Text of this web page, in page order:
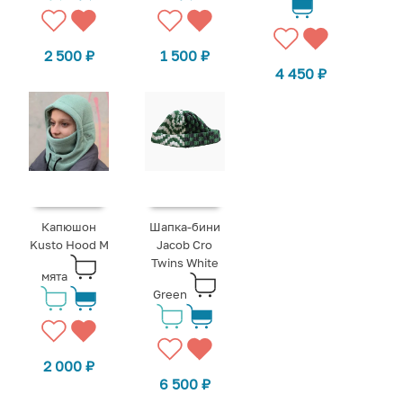
2 500 ₽ 1 500 ₽
4 450 ₽
Капюшон
Kusto Hood M
мята
2 000₽
Шапка-бини
Jacob Cro
Twins White
Green
6 500 ₽